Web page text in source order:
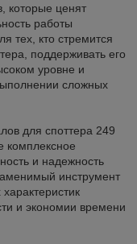
которые ценят
работы
тех, кто стремится
поддерживать его
уровне и
сложных
для споттера 249
комплексное
и надежность
инструмент
и экономии времени